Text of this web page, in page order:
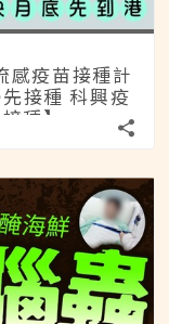
感疫苗接種計
接種 科興疫
種】